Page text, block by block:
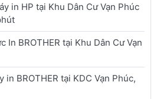
in HP tại Khu Dân Cư Vạn Phúc
In BROTHER tại Khu Dân Cư Vạn
BROTHER tại KDC Vạn Phúc,